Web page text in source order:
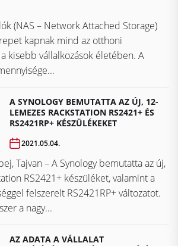
(NAS – Network Attached Storage)
kapnak mind az otthoni
kisebb vállalkozások életében. A
A SYNOLOGY BEMUTATTA AZ ÚJ, 12-
LEMEZES RACKSTATION RS2421+ ÉS
RS2421RP+ KÉSZÜLÉKEKET
2021.05.04.
Tajvan – A Synology bemutatta az új,
RS2421+ készüléket, valamint a
felszerelt RS2421RP+ változatot.
a nagy...
AZ ADATA A VÁLLALAT